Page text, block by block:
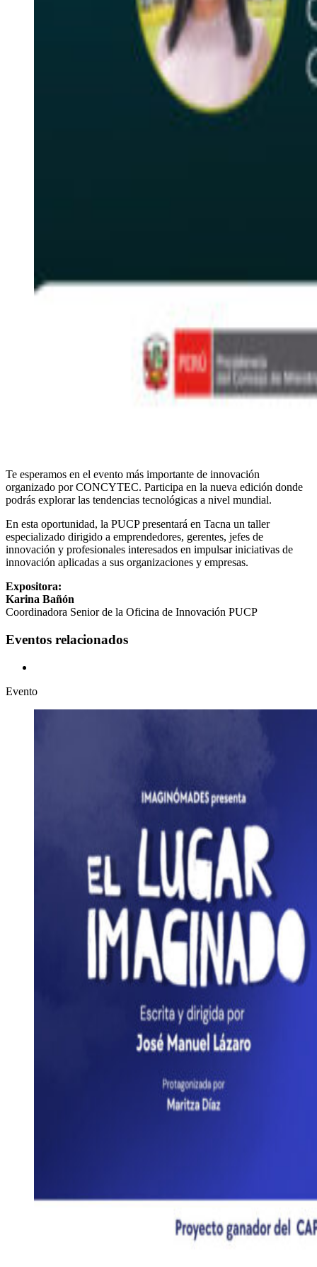
Te esperamos en el evento más importante de innovación
organizado por CONCYTEC. Participa en la nueva edición donde
podrás explorar las tendencias tecnológicas a nivel mundial.
En esta oportunidad, la PUCP presentará en Tacna un taller
especializado dirigido a emprendedores, gerentes, jefes de
innovación y profesionales interesados en impulsar iniciativas de
innovación aplicadas a sus organizaciones y empresas.
Expositora:
Karina Bañón
Coordinadora Senior de la Oficina de Innovación PUCP
Eventos relacionados
Evento